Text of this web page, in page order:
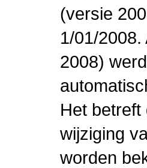
(versie
1/01/
2008)
Het
wijziging
worden